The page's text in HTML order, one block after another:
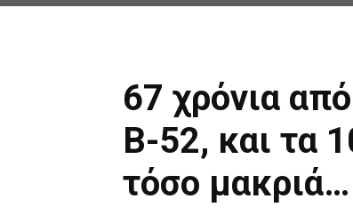
67 χρόνια
Β-52, και τα
τόσο μακριά…